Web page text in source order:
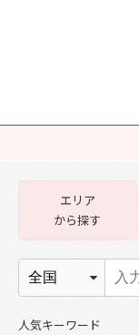
エリア
から探す
人気キーワード